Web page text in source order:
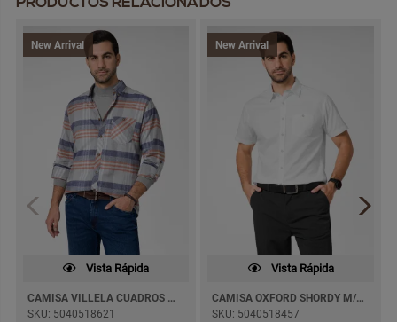
PRODUCTOS RELACIONADOS
New Arrival
Vista Rápida
CAMISA VILLELA CUADROS MAUROZ M/LARGA
SKU: 5040518621
New Arrival
Vista Rápida
CAMISA OXFORD SHORDY M/CORTA
SKU: 5040518457